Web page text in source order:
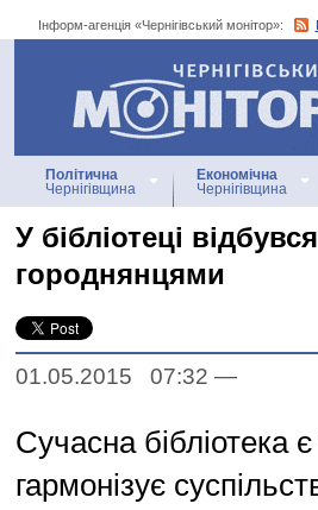
Інформ-агенція «Чернігівський монітор»:
Інформ-агенція
«Чернігівський
Політична
Чернігівщина
Економічна
Чернігівщина
У бібліотеці
городнянцями
01.05.2015 07:32 —
Сучасна бібліотека
гармонізує